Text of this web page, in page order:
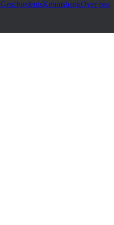
GeschiedenisKennisbankOver ons